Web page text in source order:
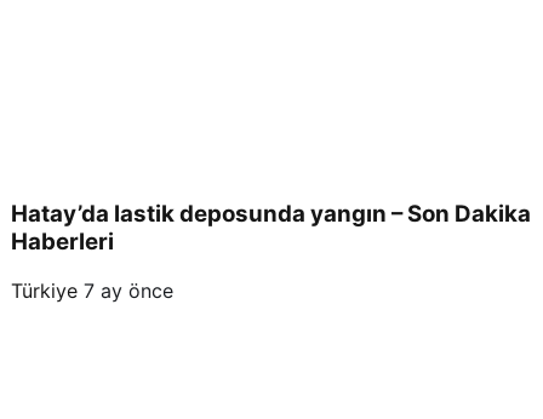
Hatay’da lastik deposunda yangın – Son Dakika
Haberleri
Türkiye 7 ay önce